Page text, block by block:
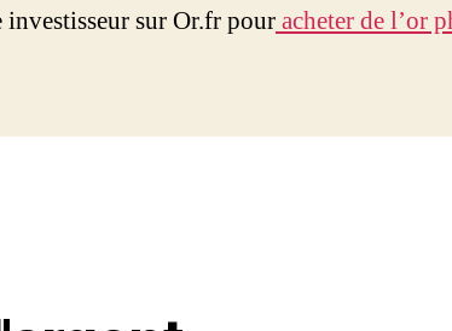
investisseur sur Or.fr pouracheter de l’or